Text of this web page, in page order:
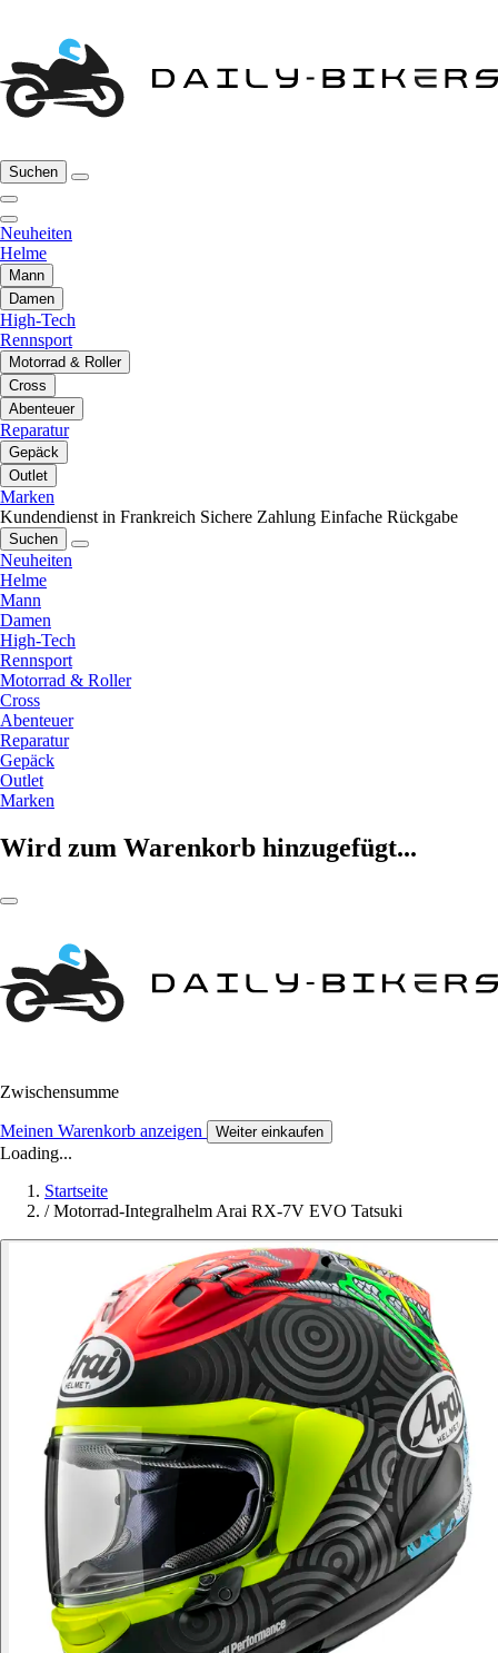
Suchen
Neuheiten
Helme
Mann
Damen
High-Tech
Rennsport
Motorrad & Roller
Cross
Abenteuer
Reparatur
Gepäck
Outlet
Marken
Kundendienst in Frankreich Sichere Zahlung Einfache Rückgabe
Suchen
Neuheiten
Helme
Mann
Damen
High-Tech
Rennsport
Motorrad & Roller
Cross
Abenteuer
Reparatur
Gepäck
Outlet
Marken
Wird zum Warenkorb hinzugefügt...
Zwischensumme
Meinen Warenkorb anzeigen Weiter einkaufen
Loading...
Startseite
/ Motorrad-Integralhelm Arai RX-7V EVO Tatsuki